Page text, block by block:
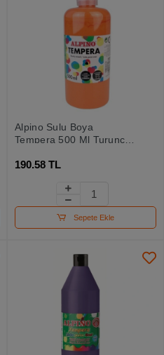
Alpino Sulu Boya
Tempera 500 Ml Turuncu
190.58 TL
Sepete Ekle